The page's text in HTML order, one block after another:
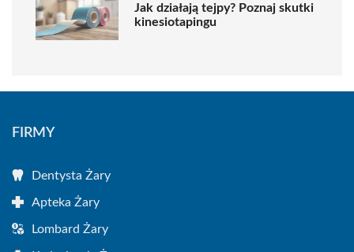
Jak działają tejpy? Poznaj skutki
kinesiotapingu
FIRMY
Dentysta Żary
Apteka Żary
Lombard Żary